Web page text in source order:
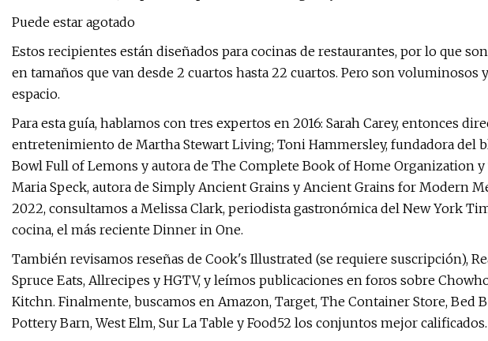
Puede estar agotado
Estos recipientes están diseñados para cocinas de restaurantes, por lo que
en tamaños que van desde 2 cuartos hasta 22 cuartos. Pero son
espacio.
Para esta guía, hablamos con tres expertos en 2016: Sarah Carey, entonces
entretenimiento de Martha Stewart Living; Toni Hammersley, fundadora del
Bowl Full of Lemons y autora de The Complete Book of Home Organization
Maria Speck, autora de Simply Ancient Grains y Ancient Grains for Modern
2022, consultamos a Melissa Clark, periodista gastronómica del New York
cocina, el más reciente Dinner in One.
También revisamos reseñas de Cook's Illustrated (se requiere suscripción),
Spruce Eats, Allrecipes y HGTV, y leímos publicaciones en foros sobre
Kitchn. Finalmente, buscamos en Amazon, Target, The Container Store, Bed
Pottery Barn, West Elm, Sur La Table y Food52 los conjuntos mejor calificados.